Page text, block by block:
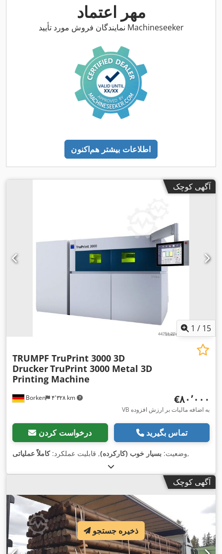
مهر اعتماد
نمایندگان فروش مورد تأیید Machineseeker
اطلاعات بیشتر هم‌اکنون
آگهی کوچک
1 / 15
Borken ۴٬۳۲۸ km
TRUMPF TruPrint 3000 3D
DruckerTruPrint 3000 Metal 3D
Printing Machine
‎€۸۰٬۰۰۰
VB به اضافه مالیات بر ارزش افزوده
درخواست کردن تماس بگیرید
وضعیت: بسیار خوب (کارکرده), قابلیت عملکرد:کاملاً عملیاتی ,
آگهی کوچک
ذخیره جستجو